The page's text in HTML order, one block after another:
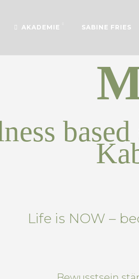
AKADEMIE SABINE FRIES
Life is NOW –